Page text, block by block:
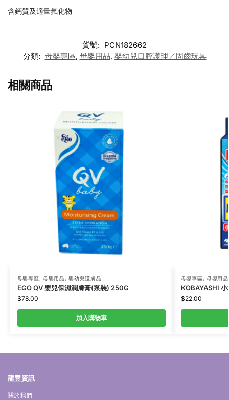
含鈣質及適量氟化物
貨號: PCN182662
分類: 母嬰專區, 母嬰用品, 嬰幼兒口腔護理／固齒玩具
相關商品
母嬰專區, 母嬰用品,嬰幼兒護膚品
EGO QV 嬰兒保濕潤膚膏(泵裝) 250G
$78.00
加入購物車
母嬰專區, 母嬰用品
KOBAYASHI
$22.00
龍豐資訊
關於我們